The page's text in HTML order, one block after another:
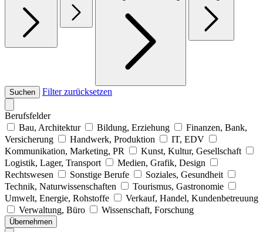
Suchen Filter zurücksetzen
Berufsfelder
Bau, Architektur
Bildung, Erziehung
Finanzen, Bank,
Versicherung
Handwerk, Produktion
IT, EDV
Kommunikation, Marketing, PR
Kunst, Kultur, Gesellschaft
Logistik, Lager, Transport
Medien, Grafik, Design
Rechtswesen
Sonstige Berufe
Soziales, Gesundheit
Technik, Naturwissenschaften
Tourismus, Gastronomie
Umwelt, Energie, Rohstoffe
Verkauf, Handel, Kundenbetreuung
Verwaltung, Büro
Wissenschaft, Forschung
Übernehmen